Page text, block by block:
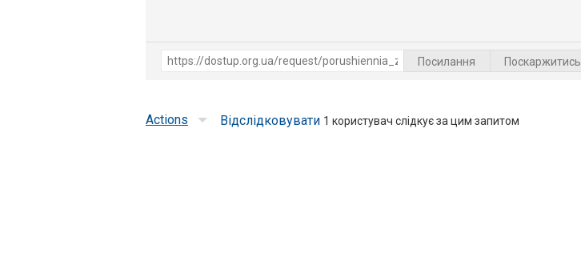
Посилання Поскаржитись
Actions Відслідковувати 1 користувач слідкує за цим запитом